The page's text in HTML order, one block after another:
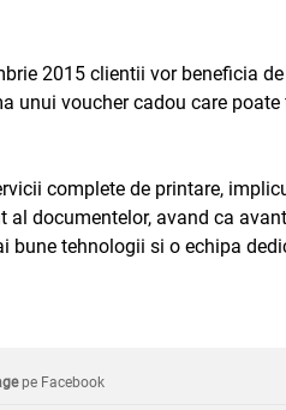
2015 clientii vor beneficia
unui voucher cadou care
complete de printare,
documentelor, avand ca
bune tehnologii si o echipa
pe Facebook